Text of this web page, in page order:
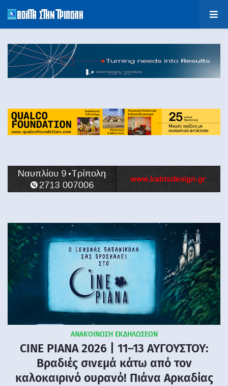
ΑΝΑΚΟΙΝΩΣΗ ΕΚΔΗΛΩΣΕΩΝ
CINE PIANA 2026 | 11–13 ΑΥΓΟΥΣΤΟΥ:
Βραδιές σινεμά κάτω από τον
καλοκαιρινό ουρανό! Πιάνα Αρκαδίας